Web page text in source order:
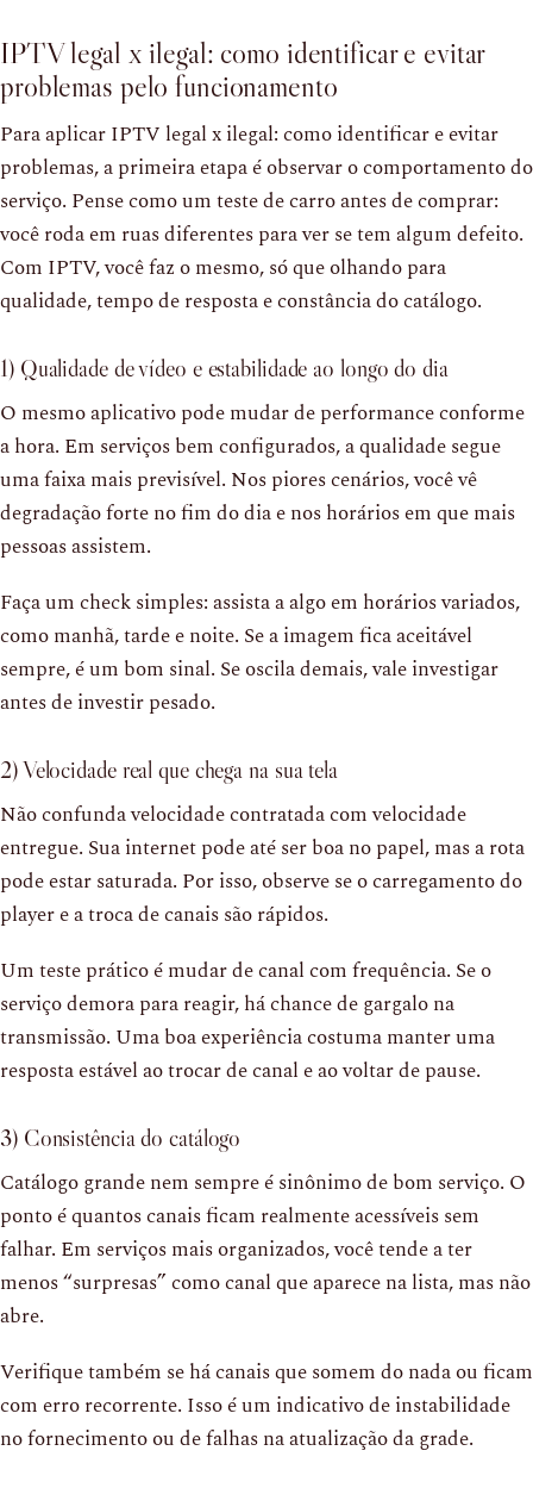
IPTV legal x ilegal: como identificar e evitar
problemas pelo funcionamento
Para aplicar IPTV legal x ilegal: como identificar e evitar
problemas, a primeira etapa é observar o comportamento do
serviço. Pense como um teste de carro antes de comprar:
você roda em ruas diferentes para ver se tem algum defeito.
Com IPTV, você faz o mesmo, só que olhando para
qualidade, tempo de resposta e constância do catálogo.
1) Qualidade de vídeo e estabilidade ao longo do dia
O mesmo aplicativo pode mudar de performance conforme
a hora. Em serviços bem configurados, a qualidade segue
uma faixa mais previsível. Nos piores cenários, você vê
degradação forte no fim do dia e nos horários em que mais
pessoas assistem.
Faça um check simples: assista a algo em horários variados,
como manhã, tarde e noite. Se a imagem fica aceitável
sempre, é um bom sinal. Se oscila demais, vale investigar
antes de investir pesado.
2) Velocidade real que chega na sua tela
Não confunda velocidade contratada com velocidade
entregue. Sua internet pode até ser boa no papel, mas a rota
pode estar saturada. Por isso, observe se o carregamento do
player e a troca de canais são rápidos.
Um teste prático é mudar de canal com frequência. Se o
serviço demora para reagir, há chance de gargalo na
transmissão. Uma boa experiência costuma manter uma
resposta estável ao trocar de canal e ao voltar de pause.
3) Consistência do catálogo
Catálogo grande nem sempre é sinônimo de bom serviço. O
ponto é quantos canais ficam realmente acessíveis sem
falhar. Em serviços mais organizados, você tende a ter
menos “surpresas” como canal que aparece na lista, mas não
abre.
Verifique também se há canais que somem do nada ou ficam
com erro recorrente. Isso é um indicativo de instabilidade
no fornecimento ou de falhas na atualização da grade.